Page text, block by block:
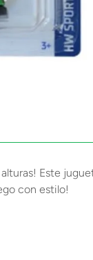
Este
con estilo!